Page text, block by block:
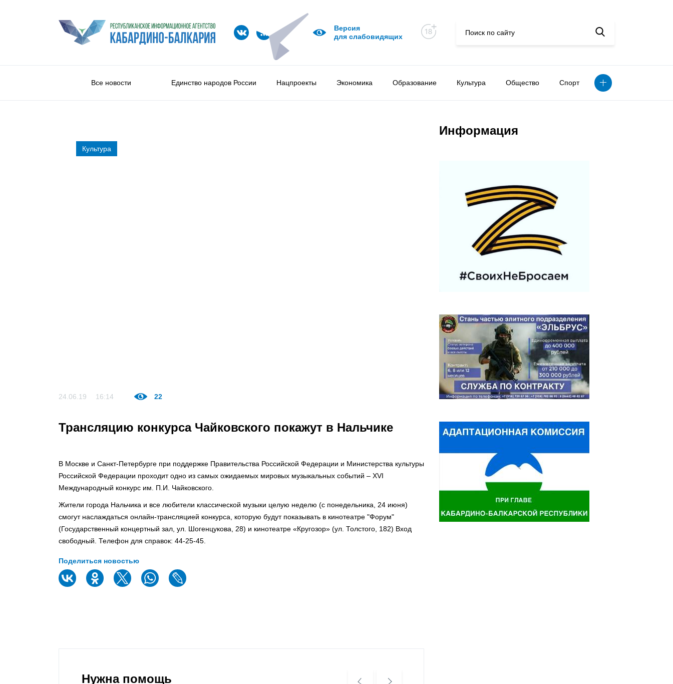
Версия
для слабовидящих
Все новости Единство народов России Нацпроекты Экономика Образование Культура Общество Спорт
Культура
24.06.19 16:14 22
Трансляцию конкурса Чайковского покажут в Нальчике
В Москве и Санкт-Петербурге при поддержке Правительства Российской Федерации и Министерства культуры
Российской Федерации проходит одно из самых ожидаемых мировых музыкальных событий – XVI
Международный конкурс им. П.И. Чайковского.
Жители города Нальчика и все любители классической музыки целую неделю (с понедельника, 24 июня)
смогут наслаждаться онлайн-трансляцией конкурса, которую будут показывать в кинотеатре "Форум"
(Государственный концертный зал, ул. Шогенцукова, 28) и кинотеатре «Кругозор» (ул. Толстого, 182) Вход
свободный. Телефон для справок: 44-25-45.
Поделиться новостью
Информация
Нужна помощь